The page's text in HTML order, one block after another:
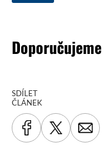
SDÍLET
ČLÁNEK
Doporučujeme